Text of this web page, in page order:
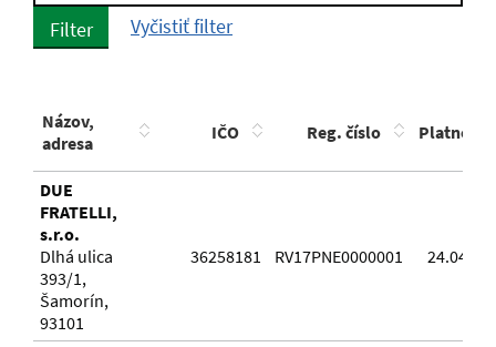
Filter Vyčistiť filter
Názov,
adresa
IČO Reg. číslo Platnosť
DUE
FRATELLI,
s.r.o.
Dlhá ulica
393/1,
Šamorín,
93101
36258181 RV17PNE0000001